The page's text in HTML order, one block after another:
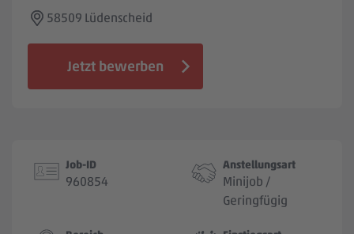
58509 Lüdenscheid
Jetzt bewerben
Job-ID
960854
Anstellungsart
Minijob /
Geringfügig